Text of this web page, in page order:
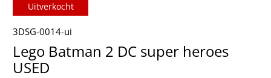
Uitverkocht
3DSG-0014-ui
Lego Batman 2 DC super heroes
USED